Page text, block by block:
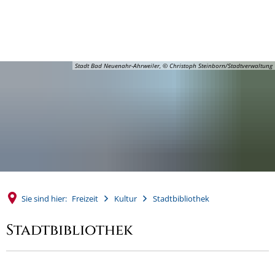
Stadt Bad Neuenahr-Ahrweiler, © Christoph Steinborn/Stadtverwaltung
Sie sind hier: Freizeit Kultur Stadtbibliothek
Stadtbibliothek